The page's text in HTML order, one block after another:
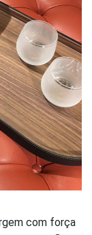
com força